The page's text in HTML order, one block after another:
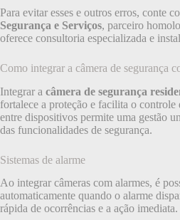
Para evitar esses e outros erros, conte
Segurança e Serviços, parceiro
oferece consultoria especializada e
Como integrar a câmera de segurança
Integrar a câmera de segurança
fortalece a proteção e facilita o controle
entre dispositivos permite uma gestão
das funcionalidades de segurança.
Sistemas de alarme
Ao integrar câmeras com alarmes, é
automaticamente quando o alarme
rápida de ocorrências e a ação imediata.